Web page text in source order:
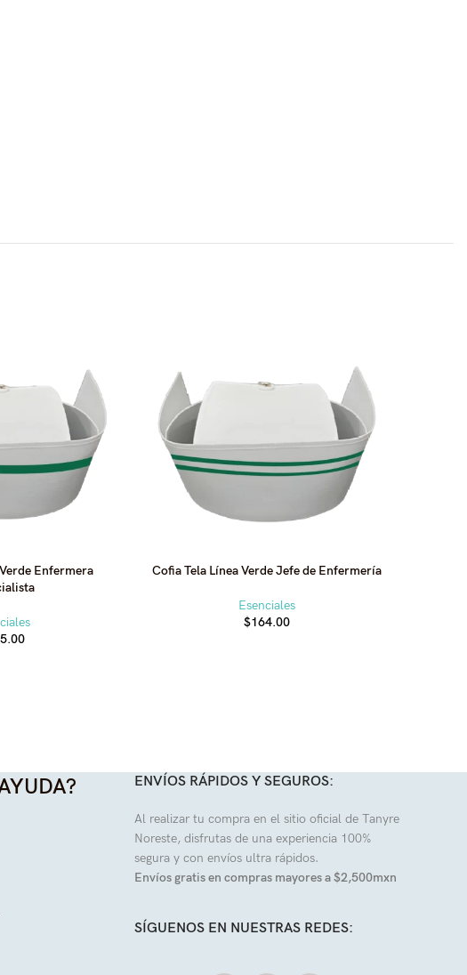
Enfermera
Cofia Tela Línea Verde Jefe de Enfermería
Esenciales
$164.00
ENVÍOS RÁPIDOS Y SEGUROS:
Al realizar tu compra en el sitio oficial de Tanyre
Noreste, disfrutas de una experiencia 100%
segura y con envíos ultra rápidos.
Envíos gratis en compras mayores a $2,500mxn
SÍGUENOS EN NUESTRAS REDES: